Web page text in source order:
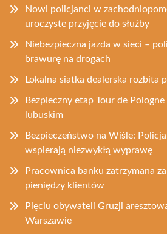
Nowi policjanci w
uroczyste przyjęcie do służby
Niebezpieczna jazda w sieci –
brawurę na drogach
Lokalna siatka dealerska rozbita
Bezpieczny etap Tour de
lubuskim
Bezpieczeństwo na Wiśle:
wspierają niezwykłą wyprawę
Pracownica banku zatrzymana
pieniędzy klientów
Pięciu obywateli Gruzji
Warszawie